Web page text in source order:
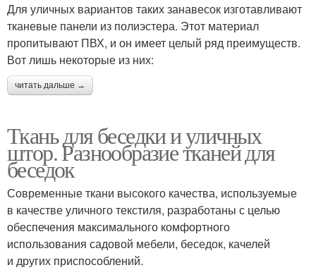
Для уличных вариантов таких занавесок изготавливают
тканевые панели из полиэстера. Этот материал
пропитывают ПВХ, и он имеет целый ряд преимуществ.
Вот лишь некоторые из них:
читать дальше →
Ткань для беседки и уличных
штор. Разнообразие тканей для
беседок
Современные ткани высокого качества, используемые
в качестве уличного текстиля, разработаны с целью
обеспечения максимального комфортного
использования садовой мебели, беседок, качелей
и других приспособлений.